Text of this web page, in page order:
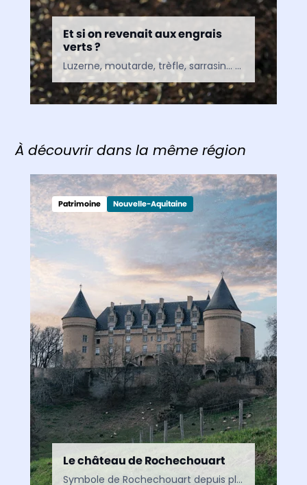
Et si on revenait aux engrais
verts ?
Luzerne, moutarde, trèfle, sarrasin… Amies du jardinier depuis des siècles, ces plantes surnommées « engrais verts » permettent de fertiliser naturellement le potager. Avant de lancer les semis, apprenons à les connaître…
À découvrir dans la même région
Patrimoine Nouvelle-Aquitaine
Le château de Rochechouart
Symbole de Rochechouart depuis plus de 800 ans, ce château emblématique de la Haute-Vienne, au cœur du Limousin, mêle histoire, art et patrimoine. De ses fortifications à ses fresques Renaissance,…